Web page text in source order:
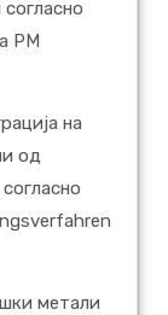
РМ
на
од
метали